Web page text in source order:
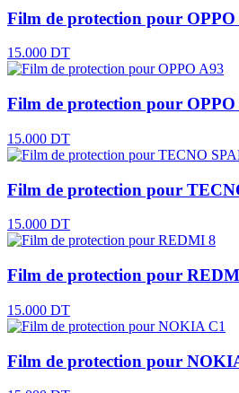
Film de protection pour OPPO
15.000 DT
Film de protection pour OPPO
15.000 DT
Film de protection pour
15.000 DT
Film de protection pour
15.000 DT
Film de protection pour